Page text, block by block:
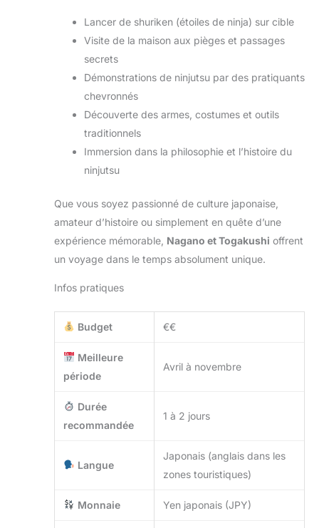
Lancer de shuriken (étoiles de ninja) sur cible
Visite de la maison aux pièges et passages
secrets
Démonstrations de ninjutsu par des pratiquants
chevronnés
Découverte des armes, costumes et outils
traditionnels
Immersion dans la philosophie et l’histoire du
ninjutsu
Que vous soyez passionné de culture japonaise,
amateur d’histoire ou simplement en quête d’une
expérience mémorable, Nagano et Togakushi offrent
un voyage dans le temps absolument unique.
Infos pratiques
Budget €€
Meilleure
période
Avril à novembre
Durée
recommandée
1 à 2 jours
Langue
Japonais (anglais dans les
zones touristiques)
Monnaie Yen japonais (JPY)